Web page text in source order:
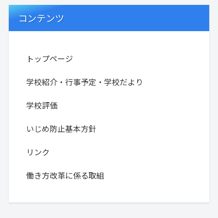
コンテンツ
トップページ
学校紹介・行事予定・学校だより
学校評価
いじめ防止基本方針
リンク
働き方改革に係る取組